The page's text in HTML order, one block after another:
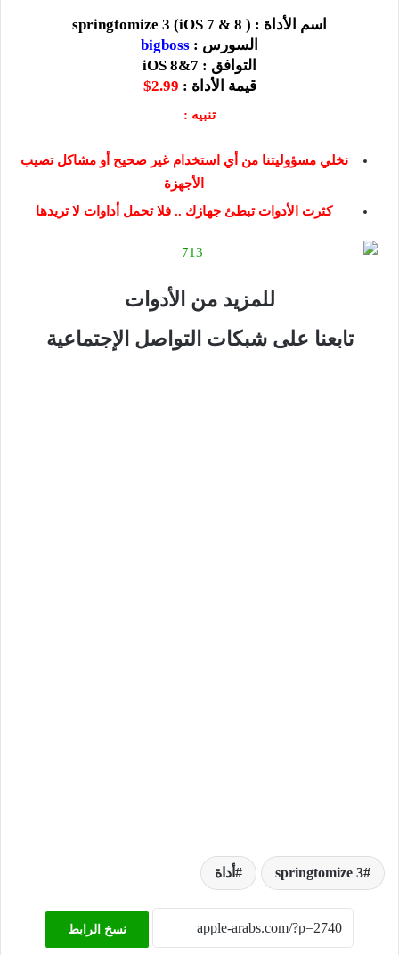
اسم الأداة : ( springtomize 3 (iOS 7 & 8
السورس : bigboss
التوافق :
7&
iOS 8
قيمة الأداة :
تنبيه :
نخلي مسؤوليتنا من أي استخدام غير صحيح أو مشاكل تصيب
الأجهزة
كثرت الأدوات تبطئ جهازك .. فلا تحمل أداوات لا تريدها
للمزيد من الأدوات
تابعنا على شبكات التواصل الإجتماعية
springtomize 3 أداة
نسخ الرابط